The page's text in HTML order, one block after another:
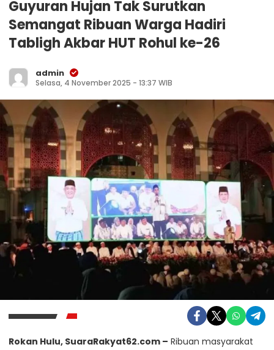
Guyuran Hujan Tak Surutkan
Semangat Ribuan Warga Hadiri
Tabligh Akbar HUT Rohul ke-26
admin
Selasa, 4 November 2025 - 13:37 WIB
Rokan Hulu, SuaraRakyat62.com – Ribuan masyarakat